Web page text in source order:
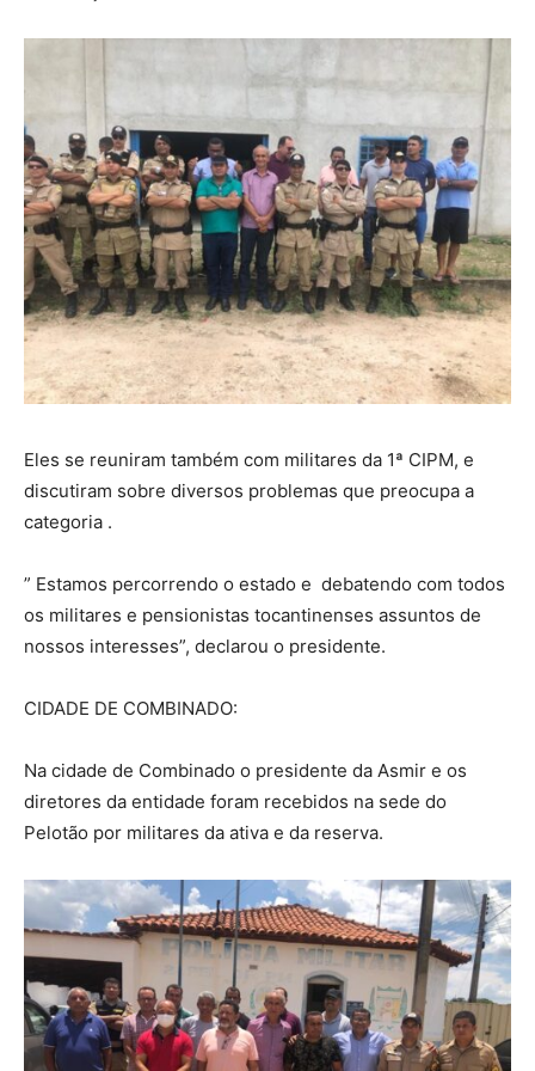
Eles se reuniram também com militares da 1ª CIPM, e
discutiram sobre diversos problemas que preocupa a
categoria .
” Estamos percorrendo o estado e debatendo com todos
os militares e pensionistas tocantinenses assuntos de
nossos interesses”, declarou o presidente.
CIDADE DE COMBINADO:
Na cidade de Combinado o presidente da Asmir e os
diretores da entidade foram recebidos na sede do
Pelotão por militares da ativa e da reserva.